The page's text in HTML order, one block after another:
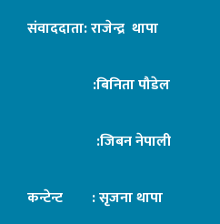
संवाददाता: राजेन्द्र थापा
:बिनिता पौडेल
:जिबन नेपाली
कन्टेन्ट : सृजना थापा